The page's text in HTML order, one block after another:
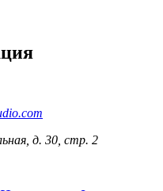
д. 30, стр. 2